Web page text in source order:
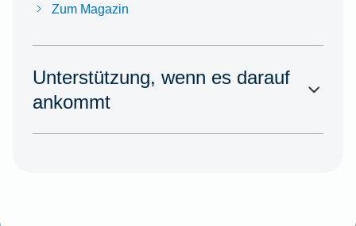
Zum Magazin
Unterstützung, wenn es darauf
ankommt